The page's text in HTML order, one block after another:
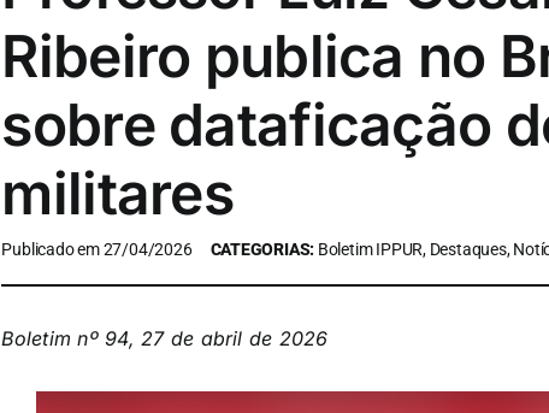
Ribeiro publica no
sobre dataficação
militares
Publicado em 27/04/2026 CATEGORIAS: Boletim IPPUR, Destaques,
Boletim nº 94, 27 de abril de 2026